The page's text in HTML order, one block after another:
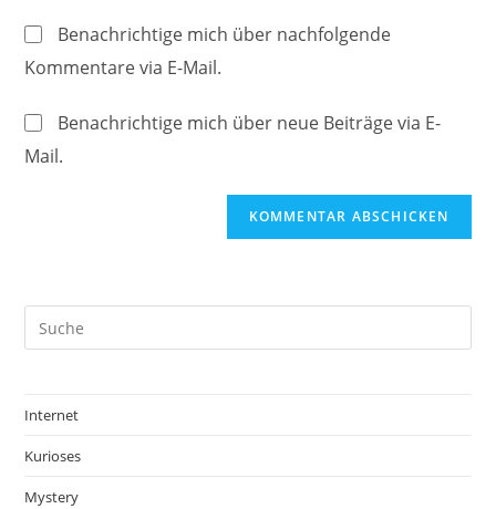
ein
zum
Kommentieren
Website-
URL
ein
Benachrichtige mich über nachfolgende
Kommentare via E-Mail.
Benachrichtige mich über neue Beiträge via E-
Mail.
Internet
Kurioses
Mystery